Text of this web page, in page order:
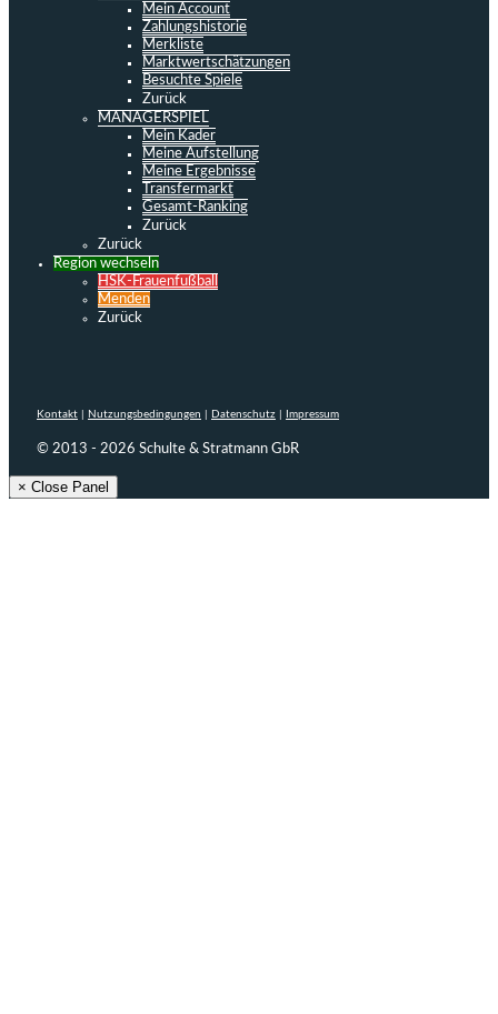
Mein Account
Zahlungshistorie
Merkliste
Marktwertschätzungen
Besuchte Spiele
Zurück
MANAGERSPIEL
Mein Kader
Meine Aufstellung
Meine Ergebnisse
Transfermarkt
Gesamt-Ranking
Zurück
Zurück
Region wechseln
HSK-Frauenfußball
Menden
Zurück
Kontakt Nutzungsbedingungen Datenschutz Impressum
© 2013 - 2026 Schulte & Stratmann GbR
× Close Panel